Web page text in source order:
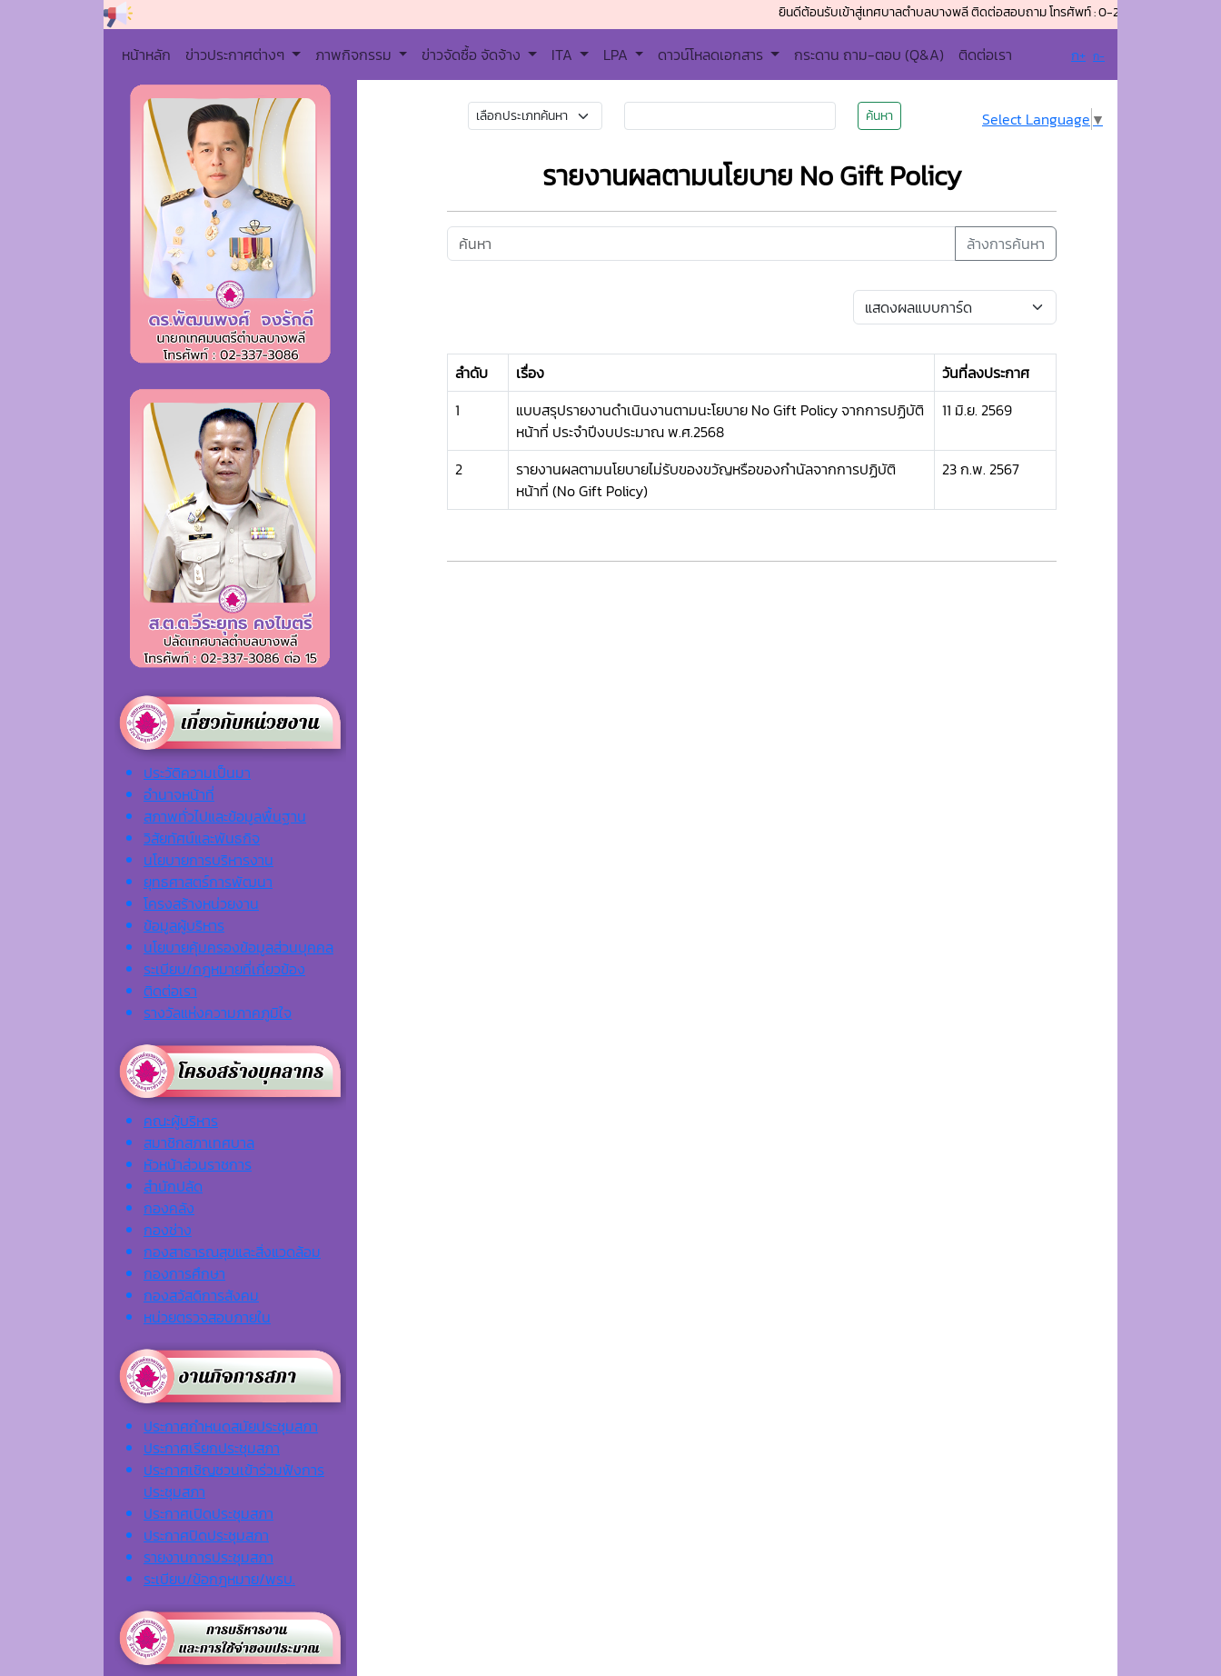
ยินดีต้อนรับเข้าสู่เทศบาลตำบลบางพลี ติดต่อสอบถาม โทรศัพท์ : 0-2337-3086 โทรสาร (แฟกซ์) :
หน้าหลัก ข่าวประกาศต่างๆ ภาพกิจกรรม ข่าวจัดซื้อ จัดจ้าง ITA LPA ดาวน์โหลดเอกสาร กระดาน ถาม-ตอบ (Q&A) ติดต่อเรา ก+ ก-
ประวัติความเป็นมา
อำนาจหน้าที่
สภาพทั่วไปและข้อมูลพื้นฐาน
วิสัยทัศน์และพันธกิจ
นโยบายการบริหารงาน
ยุทธศาสตร์การพัฒนา
โครงสร้างหน่วยงาน
ข้อมูลผู้บริหาร
นโยบายคุ้มครองข้อมูลส่วนบุคคล
ระเบียบ/กฎหมายที่เกี่ยวข้อง
ติดต่อเรา
รางวัลแห่งความภาคภูมิใจ
คณะผู้บริหาร
สมาชิกสภาเทศบาล
หัวหน้าส่วนราชการ
สำนักปลัด
กองคลัง
กองช่าง
กองสาธารณสุขและสิ่งแวดล้อม
กองการศึกษา
กองสวัสดิการสังคม
หน่วยตรวจสอบภายใน
ประกาศกำหนดสมัยประชุมสภา
ประกาศเรียกประชุมสภา
ประกาศเชิญชวนเข้าร่วมฟังการ
ประชุมสภา
ประกาศเปิดประชุมสภา
ประกาศปิดประชุมสภา
รายงานการประชุมสภา
ระเบียบ/ข้อกฎหมาย/พรบ.
ค้นหา Select Language ▼
รายงานผลตามนโยบาย No Gift Policy
ล้างการค้นหา
ลำดับ เรื่อง
วันที่ลงประกาศ
1
แบบสรุปรายงานดำเนินงานตามนะโยบาย No Gift Policy จากการปฏิบัติ
หน้าที่ ประจำปีงบประมาณ พ.ศ.2568
11 มิ.ย. 2569
2
รายงานผลตามนโยบายไม่รับของขวัญหรือของกำนัลจากการปฏิบัติ
หน้าที่ (No Gift Policy)
23 ก.พ. 2567